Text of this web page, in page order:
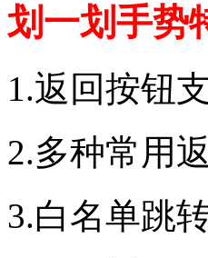
划一划手势
1.返回按钮
2.多种常用
3.白名单跳